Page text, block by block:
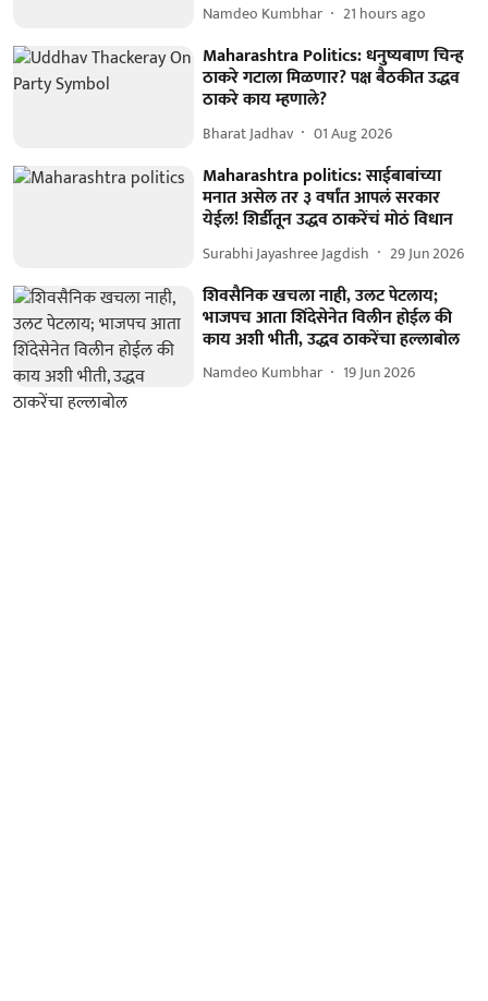
Namdeo Kumbhar 21 hours ago
Maharashtra Politics: धनुष्यबाण चिन्ह
ठाकरे गटाला मिळणार? पक्ष बैठकीत उद्धव
ठाकरे काय म्हणाले?
Bharat Jadhav 01 Aug 2026
Maharashtra politics: साईबाबांच्या
मनात असेल तर ३ वर्षांत आपलं सरकार
येईल! शिर्डीतून उद्धव ठाकरेंचं मोठं विधान
Surabhi Jayashree Jagdish 29 Jun 2026
शिवसैनिक खचला नाही, उलट पेटलाय;
भाजपच आता शिंदेसेनेत विलीन होईल की
काय अशी भीती, उद्धव ठाकरेंचा हल्लाबोल
Namdeo Kumbhar 19 Jun 2026